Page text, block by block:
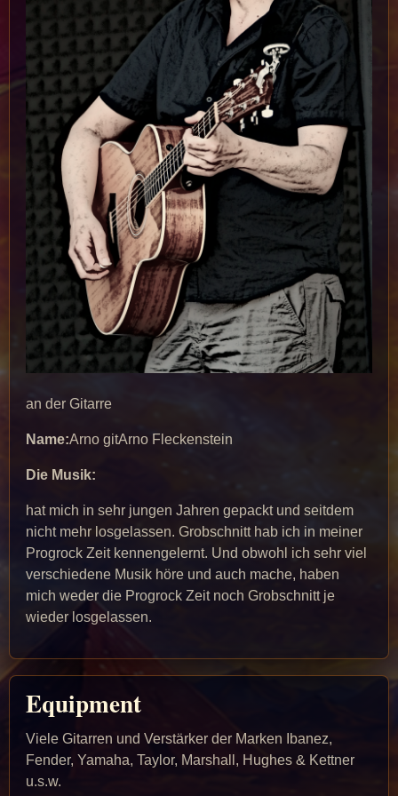
an der Gitarre
Name:Arno gitArno Fleckenstein
Die Musik:
hat mich in sehr jungen Jahren gepackt und seitdem
nicht mehr losgelassen. Grobschnitt hab ich in meiner
Progrock Zeit kennengelernt. Und obwohl ich sehr viel
verschiedene Musik höre und auch mache, haben
mich weder die Progrock Zeit noch Grobschnitt je
wieder losgelassen.
Equipment
Viele Gitarren und Verstärker der Marken Ibanez,
Fender, Yamaha, Taylor, Marshall, Hughes & Kettner
u.s.w.